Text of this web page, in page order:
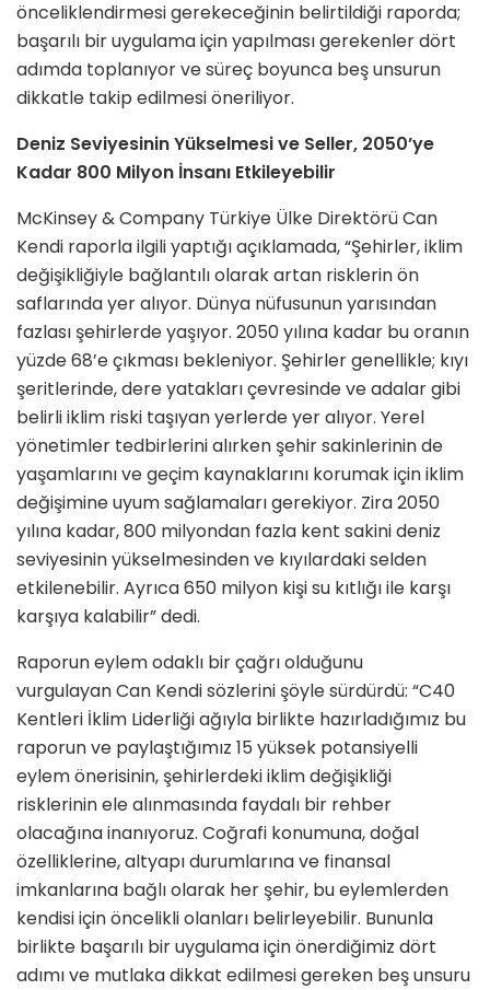
önceliklendirmesi gerekeceğinin belirtildiği raporda;
başarılı bir uygulama için yapılması gerekenler dört
adımda toplanıyor ve süreç boyunca beş unsurun
dikkatle takip edilmesi öneriliyor.
Deniz Seviyesinin Yükselmesi ve Seller, 2050’ye
Kadar 800 Milyon İnsanı Etkileyebilir
McKinsey & Company Türkiye Ülke Direktörü Can
Kendi raporla ilgili yaptığı açıklamada, “Şehirler, iklim
değişikliğiyle bağlantılı olarak artan risklerin ön
saflarında yer alıyor. Dünya nüfusunun yarısından
fazlası şehirlerde yaşıyor. 2050 yılına kadar bu oranın
yüzde 68’e çıkması bekleniyor. Şehirler genellikle; kıyı
şeritlerinde, dere yatakları çevresinde ve adalar gibi
belirli iklim riski taşıyan yerlerde yer alıyor. Yerel
yönetimler tedbirlerini alırken şehir sakinlerinin de
yaşamlarını ve geçim kaynaklarını korumak için iklim
değişimine uyum sağlamaları gerekiyor. Zira 2050
yılına kadar, 800 milyondan fazla kent sakini deniz
seviyesinin yükselmesinden ve kıyılardaki selden
etkilenebilir. Ayrıca 650 milyon kişi su kıtlığı ile karşı
karşıya kalabilir” dedi.
Raporun eylem odaklı bir çağrı olduğunu
vurgulayan Can Kendi sözlerini şöyle sürdürdü: “C40
Kentleri İklim Liderliği ağıyla birlikte hazırladığımız bu
raporun ve paylaştığımız 15 yüksek potansiyelli
eylem önerisinin, şehirlerdeki iklim değişikliği
risklerinin ele alınmasında faydalı bir rehber
olacağına inanıyoruz. Coğrafi konumuna, doğal
özelliklerine, altyapı durumlarına ve finansal
imkanlarına bağlı olarak her şehir, bu eylemlerden
kendisi için öncelikli olanları belirleyebilir. Bununla
birlikte başarılı bir uygulama için önerdiğimiz dört
adımı ve mutlaka dikkat edilmesi gereken beş unsuru